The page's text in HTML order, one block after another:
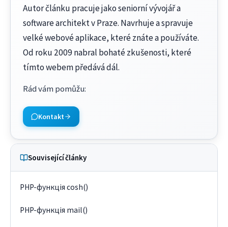
Autor článku pracuje jako seniorní vývojář a
software architekt v Praze. Navrhuje a spravuje
velké webové aplikace, které znáte a používáte.
Od roku 2009 nabral bohaté zkušenosti, které
tímto webem předává dál.
Rád vám pomůžu:
Kontakt
Související články
PHP-функція cosh()
PHP-функція mail()